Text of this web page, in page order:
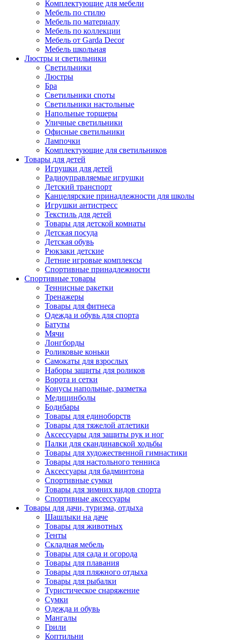
Комплектующие для мебели
Мебель по стилю
Мебель по материалу
Мебель по коллекции
Мебель от Garda Decor
Мебель школьная
Люстры и светильники
Светильники
Люстры
Бра
Светильники споты
Светильники настольные
Напольные торшеры
Уличные светильники
Офисные светильники
Лампочки
Комплектующие для светильников
Товары для детей
Игрушки для детей
Радиоуправляемые игрушки
Детский транспорт
Канцелярские принадлежности для школы
Игрушки антистресс
Текстиль для детей
Товары для детской комнаты
Детская посуда
Детская обувь
Рюкзаки детские
Летние игровые комплексы
Спортивные принадлежности
Спортивные товары
Теннисные ракетки
Тренажеры
Товары для фитнеса
Одежда и обувь для спорта
Батуты
Мячи
Лонгборды
Роликовые коньки
Самокаты для взрослых
Наборы защиты для роликов
Ворота и сетки
Конусы напольные, разметка
Медицинболы
Бодибары
Товары для единоборств
Товары для тяжелой атлетики
Аксессуары для защиты рук и ног
Палки для скандинавской ходьбы
Товары для художественной гимнастики
Товары для настольного тенниса
Аксессуары для бадминтона
Спортивные сумки
Товары для зимних видов спорта
Спортивные аксессуары
Товары для дачи, туризма, отдыха
Шашлыки на даче
Товары для животных
Тенты
Складная мебель
Товары для сада и огорода
Товары для плавания
Товары для пляжного отдыха
Товары для рыбалки
Туристическое снаряжение
Сумки
Одежда и обувь
Мангалы
Грили
Коптильни